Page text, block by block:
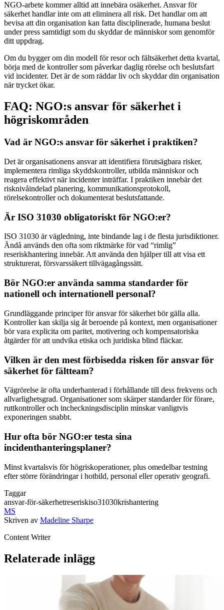
NGO-arbete kommer alltid att innebära osäkerhet. Ansvar för
säkerhet handlar inte om att eliminera all risk. Det handlar om att
bevisa att din organisation kan fatta disciplinerade, humana beslut
under press samtidigt som du skyddar de människor som genomför
ditt uppdrag.
Om du bygger om din modell för resor och fältsäkerhet detta kvartal,
börja med de kontroller som påverkar daglig rörelse och beslutsfart
vid incidenter. Det är de som räddar liv och skyddar din organisation
när trycket ökar.
FAQ: NGO:s ansvar för säkerhet i
högriskområden
Vad är NGO:s ansvar för säkerhet i praktiken?
Det är organisationens ansvar att identifiera förutsägbara risker,
implementera rimliga skyddskontroller, utbilda människor och
reagera effektivt när incidenter inträffar. I praktiken innebär det
risknivåindelad planering, kommunikationsprotokoll,
rörelsekontroller och dokumenterat beslutsfattande.
Är ISO 31030 obligatoriskt för NGO:er?
ISO 31030 är vägledning, inte bindande lag i de flesta jurisdiktioner.
Ändå används den ofta som riktmärke för vad “rimlig”
reseriskhantering innebär. Att använda den hjälper till att visa ett
strukturerat, försvarssäkert tillvägagångssätt.
Bör NGO:er använda samma standarder för
nationell och internationell personal?
Grundläggande principer för ansvar för säkerhet bör gälla alla.
Kontroller kan skilja sig åt beroende på kontext, men organisationer
bör vara explicita om paritet, motivering och kompensatoriska
åtgärder för att undvika etiska och juridiska blind fläckar.
Vilken är den mest förbisedda risken för ansvar för
säkerhet för fältteam?
Vägrörelse är ofta underhanterad i förhållande till dess frekvens och
allvarlighetsgrad. Organisationer som skärper standarder för förare,
ruttkontroller och incheckningsdisciplin minskar vanligtvis
exponeringen snabbt.
Hur ofta bör NGO:er testa sina
incidenthanteringsplaner?
Minst kvartalsvis för högriskoperationer, plus omedelbar testning
efter större förändringar i hotbild, personal eller operativ geografi.
Taggar
ansvar-för-säkerhetreseriskiso31030krishantering
MS
Skriven av Madeline Sharpe
Content Writer
Relaterade inlägg